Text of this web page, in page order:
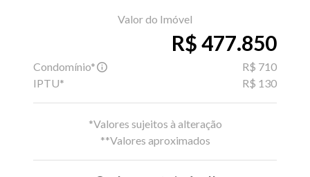
Valor do Imóvel
R$ 477.850
Condomínio*
R$ 710
IPTU*
R$ 130
*Valores sujeitos à alteração
**Valores aproximados